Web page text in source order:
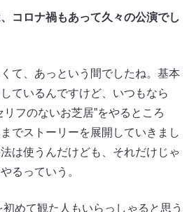
コロナ禍もあって久々の公演でし
て、あっという間でしたね。基本
ているんですけど、いつもなら
リフのないお芝居”をやるところ
でストーリーを展開していきまし
は使うんだけども、それだけじゃ
るっていう。
めて観た人もいらっしゃると思う